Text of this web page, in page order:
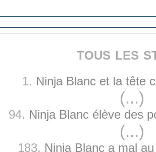
tous les
1. Ninja Blanc et la tête
(...)
94. Ninja Blanc élève des
(...)
183. Ninja Blanc a mal